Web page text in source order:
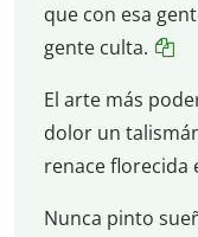
que con esa
gente culta.
El arte más
dolor un
renace florecida
Nunca pinto